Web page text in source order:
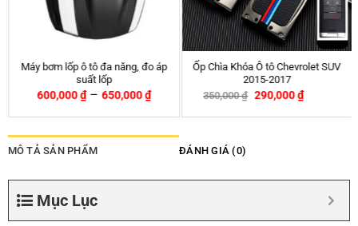
SUV Túi để đồ sau ghế bằng Da
250,000
Rèm che nắng ô tô
Toyota Yaris 2019 –
540,000₫
MÔ TẢ SẢN PHẨM ĐÁNH GIÁ (0)
Mục Lục